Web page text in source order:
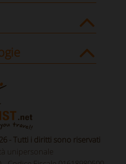
- Tutti i diritti sono riservati
unipersonale